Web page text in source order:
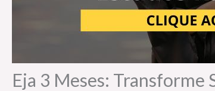
Eja 3 Meses: Transforme